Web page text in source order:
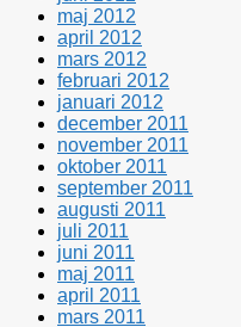
maj 2012
april 2012
mars 2012
februari 2012
januari 2012
december 2011
november 2011
oktober 2011
september 2011
augusti 2011
juli 2011
juni 2011
maj 2011
april 2011
mars 2011